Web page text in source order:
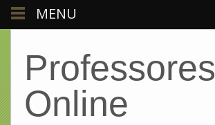
Professores
Online
MENU